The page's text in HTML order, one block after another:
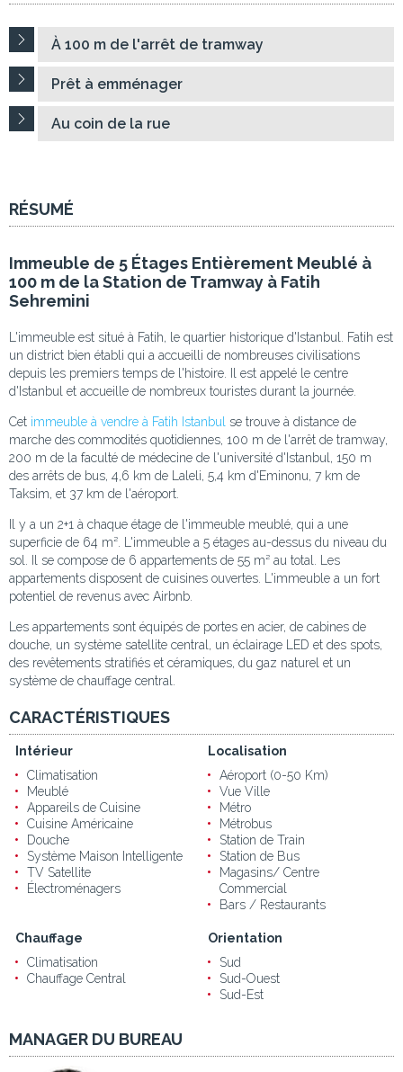
À 100 m de l'arrêt de tramway
Prêt à emménager
Au coin de la rue
RÉSUMÉ
Immeuble de 5 Étages Entièrement Meublé à
100 m de la Station de Tramway à Fatih
Sehremini
L'immeuble est situé à Fatih, le quartier historique d'Istanbul. Fatih est
un district bien établi qui a accueilli de nombreuses civilisations
depuis les premiers temps de l'histoire. Il est appelé le centre
d'Istanbul et accueille de nombreux touristes durant la journée.
Cet immeuble à vendre à Fatih Istanbul
se trouve à distance de
marche des commodités quotidiennes, 100 m de l'arrêt de tramway,
200 m de la faculté de médecine de l'université d'Istanbul, 150 m
des arrêts de bus, 4,6 km de Laleli, 5,4 km d'Eminonu, 7 km de
Taksim, et 37 km de l'aéroport.
Il y a un 2+1 à chaque étage de l'immeuble meublé, qui a une
superficie de 64 m². L'immeuble a 5 étages au-dessus du niveau du
sol. Il se compose de 6 appartements de 55 m² au total. Les
appartements disposent de cuisines ouvertes. L'immeuble a un fort
potentiel de revenus avec Airbnb.
Les appartements sont équipés de portes en acier, de cabines de
douche, un système satellite central, un éclairage LED et des spots,
des revêtements stratifiés et céramiques, du gaz naturel et un
système de chauffage central.
CARACTÉRISTIQUES
Intérieur
Climatisation
Meublé
Appareils de Cuisine
Cuisine Américaine
Douche
Système Maison Intelligente
TV Satellite
Électroménagers
Localisation
Aéroport (0-50 Km)
Vue Ville
Métro
Métrobus
Station de Train
Station de Bus
Magasins/ Centre
Commercial
Bars / Restaurants
Chauffage
Climatisation
Chauffage Central
Orientation
Sud
Sud-Ouest
Sud-Est
MANAGER DU BUREAU